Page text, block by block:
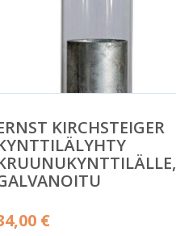
KIRCHSTEIGER
€